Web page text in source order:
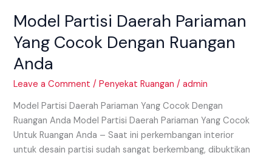
Model Partisi Daerah Pariaman
Yang Cocok Dengan Ruangan
Anda
Leave a Comment /Penyekat Ruangan /admin
Model Partisi Daerah Pariaman Yang Cocok Dengan
Ruangan Anda Model Partisi Daerah Pariaman Yang Cocok
Untuk Ruangan Anda – Saat ini perkembangan interior
untuk desain partisi sudah sangat berkembang, dibuktikan
Daerah
Yang
Cocok
Ruangan
Anda